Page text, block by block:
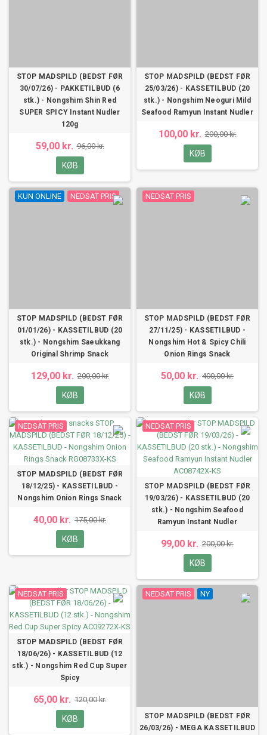
STOP MADSPILD (BEDST FØR
30/07/26) - PAKKETILBUD (6
stk.) - Nongshim Shin Red
SUPER SPICY Instant Nudler
120g
59,00 kr. 96,00 kr.
KØB
STOP MADSPILD (BEDST FØR
25/03/26) - KASSETILBUD (20
stk.) - Nongshim Neoguri Mild
Seafood Ramyun Instant Nudler
100,00 kr. 200,00 kr.
KØB
KUN ONLINE NEDSAT PRIS
STOP MADSPILD (BEDST FØR
01/01/26) - KASSETILBUD (20
stk.) - Nongshim Saeukkang
Original Shrimp Snack
129,00 kr. 200,00 kr.
KØB
NEDSAT PRIS
STOP MADSPILD (BEDST FØR
27/11/25) - KASSETILBUD -
Nongshim Hot & Spicy Chili
Onion Rings Snack
50,00 kr. 400,00 kr.
KØB
NEDSAT PRIS
STOP MADSPILD (BEDST FØR
18/12/25) - KASSETILBUD -
Nongshim Onion Rings Snack
40,00 kr. 175,00 kr.
KØB
NEDSAT PRIS
STOP MADSPILD (BEDST FØR
19/03/26) - KASSETILBUD (20
stk.) - Nongshim Seafood
Ramyun Instant Nudler
99,00 kr. 200,00 kr.
KØB
NEDSAT PRIS
STOP MADSPILD (BEDST FØR
18/06/26) - KASSETILBUD (12
stk.) - Nongshim Red Cup Super
Spicy
65,00 kr. 120,00 kr.
KØB
NEDSAT PRIS NY
STOP MADSPILD (BEDST FØR
26/03/26) - MEGA KASSETILBUD